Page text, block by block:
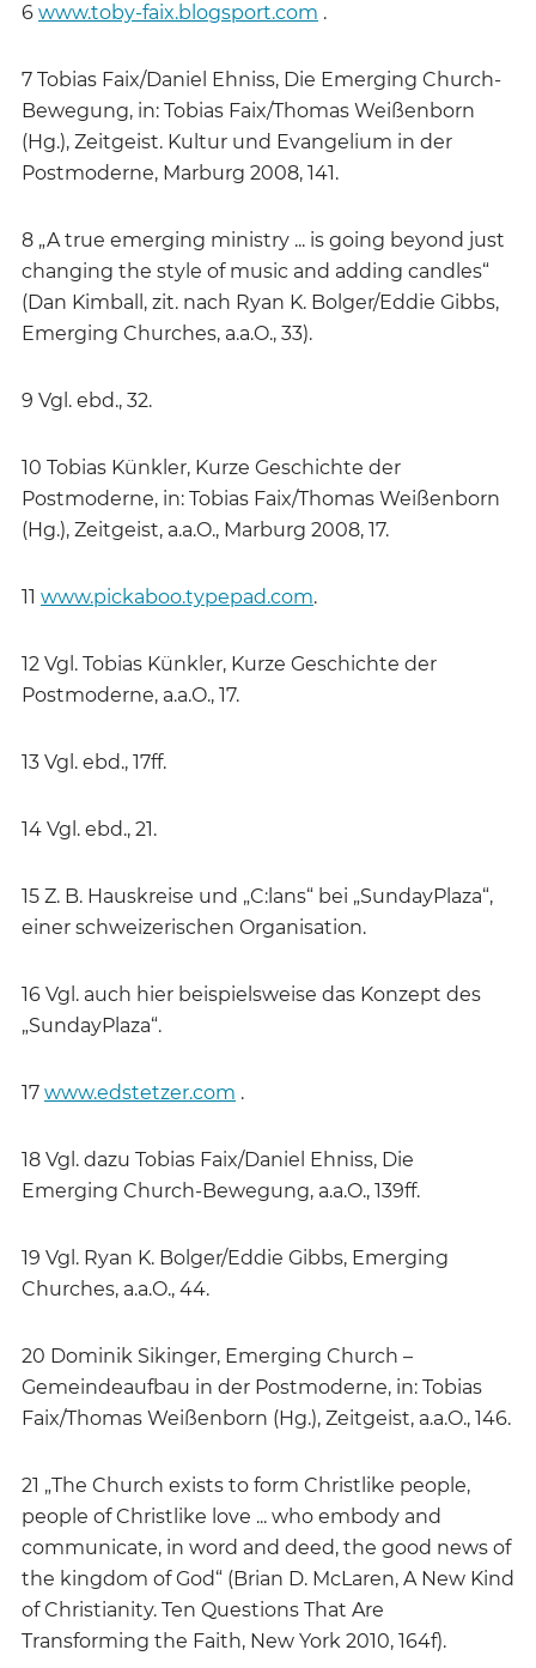
6 www.toby-faix.blogsport.com .
7 Tobias Faix/Daniel Ehniss, Die Emerging Church-
Bewegung, in: Tobias Faix/Thomas Weißenborn
(Hg.), Zeitgeist. Kultur und Evangelium in der
Postmoderne, Marburg 2008, 141.
8 „A true emerging ministry ... is going beyond just
changing the style of music and adding candles“
(Dan Kimball, zit. nach Ryan K. Bolger/Eddie Gibbs,
Emerging Churches, a.a.O., 33).
9 Vgl. ebd., 32.
10 Tobias Künkler, Kurze Geschichte der
Postmoderne, in: Tobias Faix/Thomas Weißenborn
(Hg.), Zeitgeist, a.a.O., Marburg 2008, 17.
11 www.pickaboo.typepad.com.
12 Vgl. Tobias Künkler, Kurze Geschichte der
Postmoderne, a.a.O., 17.
13 Vgl. ebd., 17ff.
14 Vgl. ebd., 21.
15 Z. B. Hauskreise und „C:lans“ bei „SundayPlaza“,
einer schweizerischen Organisation.
16 Vgl. auch hier beispielsweise das Konzept des
„SundayPlaza“.
17 www.edstetzer.com .
18 Vgl. dazu Tobias Faix/Daniel Ehniss, Die
Emerging ­Church-Bewegung, a.a.O., 139ff.
19 Vgl. Ryan K. Bolger/Eddie Gibbs, Emerging
Churches, a.a.O., 44.
20 Dominik Sikinger, Emerging Church –
Gemeindeaufbau in der Postmoderne, in: Tobias
Faix/Thomas Weißenborn (Hg.), Zeitgeist, a.a.O., 146.
21 „The Church exists to form Christlike people,
people of Christlike love ... who embody and
communicate, in word and deed, the good news of
the kingdom of God“ (Brian D. McLaren, A New Kind
of Christianity. Ten Questions That Are
Transforming the Faith, New York 2010, 164f).